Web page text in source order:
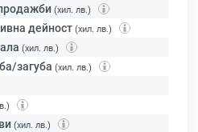
(хил. лв.)
дейност (хил. лв.)
(хил. лв.)
загуба (хил. лв.)
(хил. лв.)